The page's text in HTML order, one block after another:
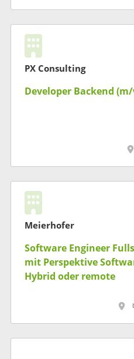
PX Consulting
Developer Backend
Meierhofer
Software Engineer
mit Perspektive
Hybrid oder remote